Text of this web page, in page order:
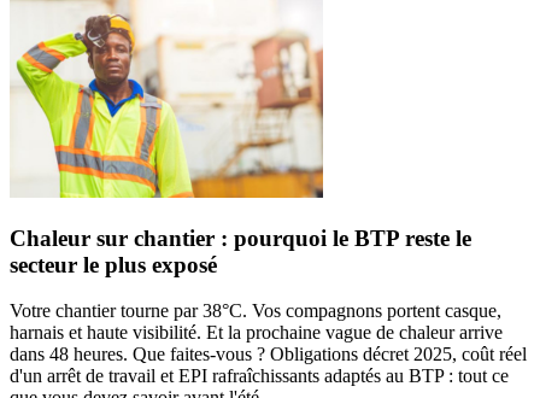
Chaleur sur chantier : pourquoi le BTP reste le
secteur le plus exposé
Votre chantier tourne par 38°C. Vos compagnons portent casque,
harnais et haute visibilité. Et la prochaine vague de chaleur arrive
dans 48 heures. Que faites-vous ? Obligations décret 2025, coût réel
d'un arrêt de travail et EPI rafraîchissants adaptés au BTP : tout ce